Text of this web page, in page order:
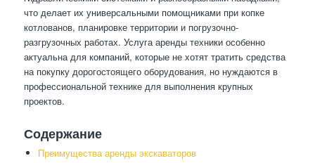
что делает их универсальными помощниками при копке
котлованов, планировке территории и погрузочно-
разгрузочных работах. Услуга аренды техники особенно
актуальна для компаний, которые не хотят тратить средства
на покупку дорогостоящего оборудования, но нуждаются в
профессиональной технике для выполнения крупных
проектов.
Содержание
Преимущества аренды экскаваторов